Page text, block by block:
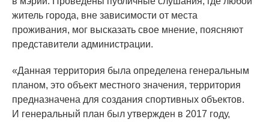
житель города, вне зависимости от места
проживания, мог высказать свое мнение, поясняют
представители администрации.
«Данная территория была определена генеральным
планом, это объект местного значения, территория
предназначена для создания спортивных объектов.
И генеральный план был утвержден в 2017 году,